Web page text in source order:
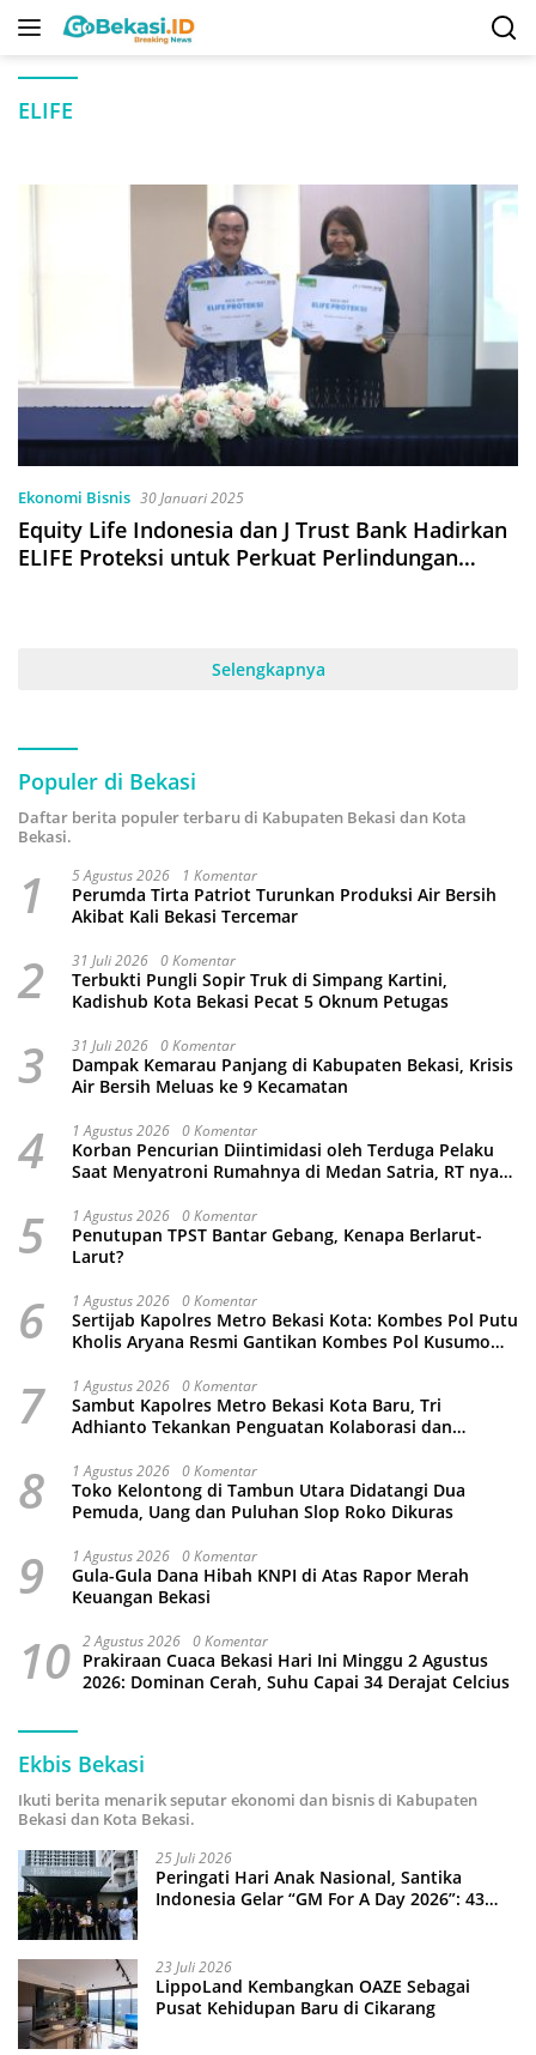
Langsung
ELIFE
Ekonomi Bisnis 30 Januari 2025
Equity Life Indonesia dan J Trust Bank Hadirkan
ELIFE Proteksi untuk Perkuat Perlindungan
Selengkapnya
Populer di Bekasi
Daftar berita populer terbaru di Kabupaten Bekasi dan Kota
Bekasi.
1 5 Agustus 2026 1 Komentar
Perumda Tirta Patriot Turunkan Produksi Air Bersih
Akibat Kali Bekasi Tercemar
2 31 Juli 2026 0 Komentar
Terbukti Pungli Sopir Truk di Simpang Kartini,
Kadishub Kota Bekasi Pecat 5 Oknum Petugas
3 31 Juli 2026 0 Komentar
Dampak Kemarau Panjang di Kabupaten Bekasi, Krisis
Air Bersih Meluas ke 9 Kecamatan
4 1 Agustus 2026 0 Komentar
Korban Pencurian Diintimidasi oleh Terduga Pelaku
Saat Menyatroni Rumahnya di Medan Satria, RT nya
5 1 Agustus 2026 0 Komentar
Penutupan TPST Bantar Gebang, Kenapa Berlarut-
Larut?
6 1 Agustus 2026 0 Komentar
Sertijab Kapolres Metro Bekasi Kota: Kombes Pol Putu
Kholis Aryana Resmi Gantikan Kombes Pol Kusumo
7 1 Agustus 2026 0 Komentar
Sambut Kapolres Metro Bekasi Kota Baru, Tri
Adhianto Tekankan Penguatan Kolaborasi dan
8 1 Agustus 2026 0 Komentar
Toko Kelontong di Tambun Utara Didatangi Dua
Pemuda, Uang dan Puluhan Slop Roko Dikuras
9 1 Agustus 2026 0 Komentar
Gula-Gula Dana Hibah KNPI di Atas Rapor Merah
Keuangan Bekasi
10 2 Agustus 2026 0 Komentar
Prakiraan Cuaca Bekasi Hari Ini Minggu 2 Agustus
2026: Dominan Cerah, Suhu Capai 34 Derajat Celcius
Ekbis Bekasi
Ikuti berita menarik seputar ekonomi dan bisnis di Kabupaten
Bekasi dan Kota Bekasi.
25 Juli 2026
Peringati Hari Anak Nasional, Santika
Indonesia Gelar “GM For A Day 2026”: 43
23 Juli 2026
LippoLand Kembangkan OAZE Sebagai
Pusat Kehidupan Baru di Cikarang